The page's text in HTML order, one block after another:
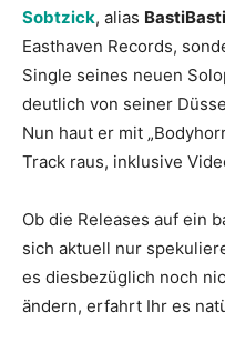
Sobtzick, alias BastiBasti
Easthaven Records,
Single seines neuen
deutlich von seiner
Nun haut er mit
Track raus, inklusive
Ob die Releases auf ein
sich aktuell nur
es diesbezüglich noch
ändern, erfahrt Ihr es